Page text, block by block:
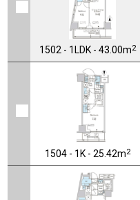
1502 - 1LDK - 43.00m2
1504 - 1K - 25.42m2